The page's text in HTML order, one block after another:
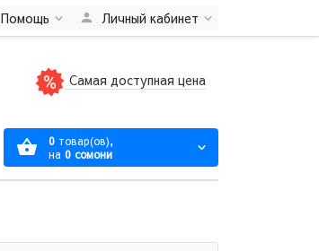
Помощь Личный кабинет
Самая доступная цена
0 товар(ов),
на 0 сомони